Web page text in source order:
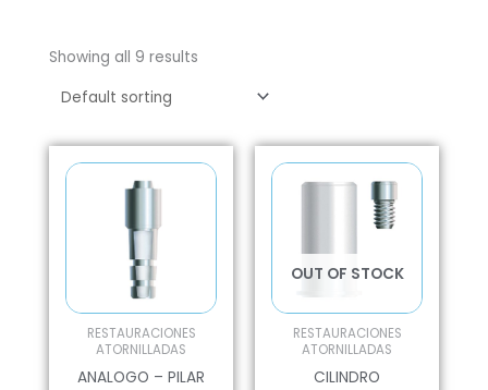
Showing all 9 results
RESTAURACIONES
ATORNILLADAS
ANALOGO – PILAR
OUT OF STOCK
RESTAURACIONES
ATORNILLADAS
CILINDRO